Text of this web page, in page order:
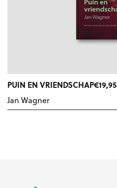
PUIN EN VRIENDSCHAP€19,95
Jan Wagner